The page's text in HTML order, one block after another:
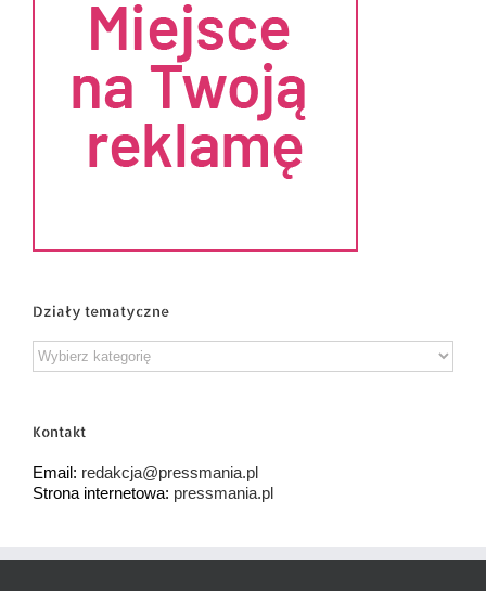
Działy tematyczne
Działy
tematyczne
Kontakt
Email: redakcja@pressmania.pl
Strona internetowa: pressmania.pl